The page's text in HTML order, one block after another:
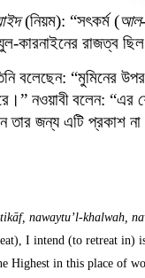
(নিয়ম): “সৎকর্ম (আল-
কারনাইনের রাজত্ব
বলেছেন: “মুমিনের
নওয়াবী বলেন: “এর
তার জন্য এটি প্রকাশ না
nawaytu’l-khalwah,
I intend (to retreat
Highest in this place of